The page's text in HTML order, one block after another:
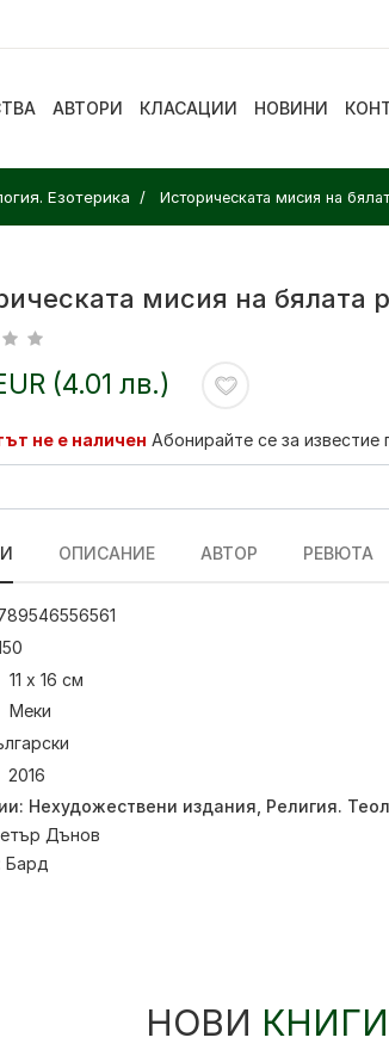
АВТОРИ КЛАСАЦИИ НОВИНИ
Езотерика Историческата мисия на
мисия на бялата
(4.01 лв.)
не е наличен Абонирайте се за известие
ОПИСАНИЕ АВТОР РЕВЮТА
11 х 16 см
Меки
2016
Нехудожествени издания Религия.
Дънов
Бард
НОВИ КНИГИ